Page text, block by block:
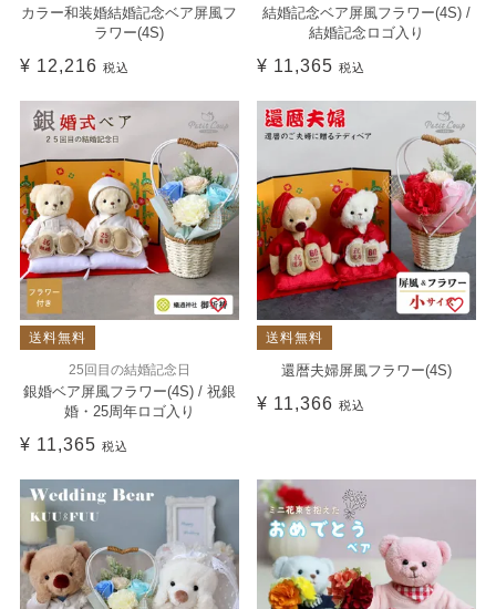
カラー和装婚結婚記念ベア屏風フ
ラワー(4S)
¥ 12,216 税込
結婚記念ベア屏風フラワー(4S) /
結婚記念ロゴ入り
¥ 11,365 税込
送料無料
25回目の結婚記念日
銀婚ベア屏風フラワー(4S) / 祝銀
婚・25周年ロゴ入り
¥ 11,365 税込
送料無料
還暦夫婦屏風フラワー(4S)
¥ 11,366 税込